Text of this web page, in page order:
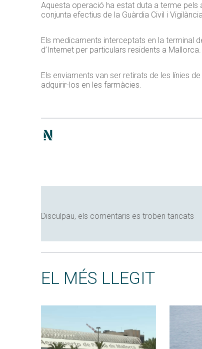
Aquesta operació ha estat duta a terme pels
conjunta efectius de la Guàrdia Civil i
Els medicaments interceptats en la terminal
d’Internet per particulars residents a Mallorca.
Els enviaments van ser retirats de les línies
adquirir-los en les farmàcies.
Disculpau, els comentaris es troben tancats
EL MÉS LLEGIT